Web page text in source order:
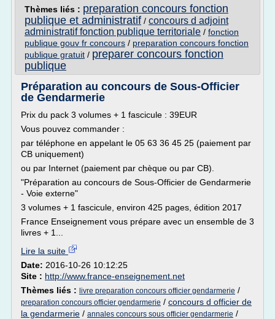
Thèmes liés : preparation concours fonction
publique et administratif / concours d adjoint
administratif fonction publique territoriale / fonction
publique gouv fr concours / preparation concours fonction
publique gratuit / preparer concours fonction
publique
Préparation au concours de Sous-Officier
de Gendarmerie
Prix du pack 3 volumes + 1 fascicule : 39EUR
Vous pouvez commander :
par téléphone en appelant le 05 63 36 45 25 (paiement par
CB uniquement)
ou par Internet (paiement par chèque ou par CB).
"Préparation au concours de Sous-Officier de Gendarmerie
- Voie externe"
3 volumes + 1 fascicule, environ 425 pages, édition 2017
France Enseignement vous prépare avec un ensemble de 3
livres + 1...
Lire la suite
Date: 2016-10-26 10:12:25
Site : http://www.france-enseignement.net
Thèmes liés : livre preparation concours officier gendarmerie /
preparation concours officier gendarmerie / concours d officier de
la gendarmerie / annales concours sous officier gendarmerie /